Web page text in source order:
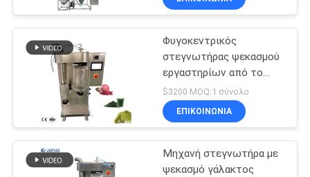
ΠΟΛΙΤΙΚΉ
ΑΠΟΡΡΉΤΟΥ
στεγνωτήρα εξοπλισμός
Φυγοκεντρικός
στεγνωτήρας ψεκασμού
εργαστηρίων από το
υγρό για να κονιοποιήσει
3KW AC220V
$3200 MOQ:1 σύνολο
ΕΠΙΚΟΙΝΩΝΙΑ
Μηχανή στεγνωτήρα με
ψεκασμό γάλακτος